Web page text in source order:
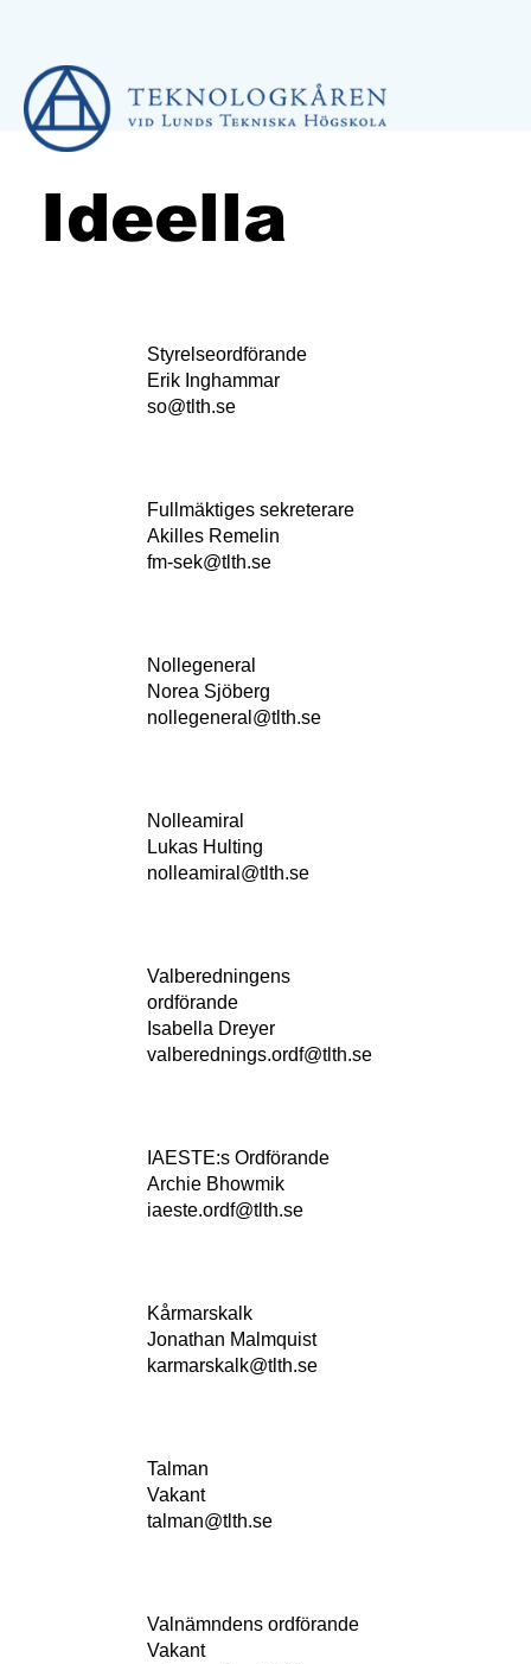
Ideella
Styrelseordförande
Erik Inghammar
so@tlth.se
Fullmäktiges sekreterare
Akilles Remelin
fm-sek@tlth.se
Nollegeneral
Norea Sjöberg
nollegeneral@tlth.se
Nolleamiral
Lukas Hulting
nolleamiral@tlth.se
Valberedningens
ordförande
Isabella Dreyer
valberednings.ordf@tlth.se
IAESTE:s Ordförande
Archie Bhowmik
iaeste.ordf@tlth.se
Kårmarskalk
Jonathan Malmquist
karmarskalk@tlth.se
Talman
Vakant
talman@tlth.se
Valnämndens ordförande
Vakant